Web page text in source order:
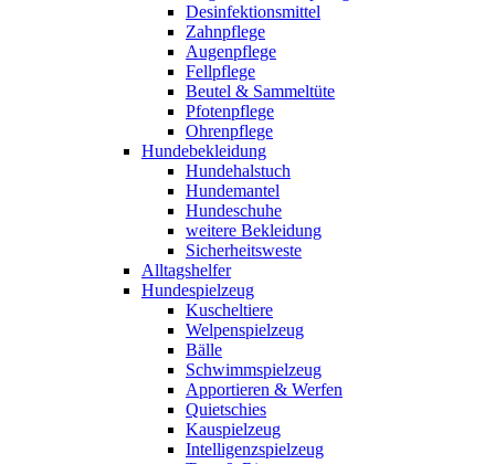
Desinfektionsmittel
Zahnpflege
Augenpflege
Fellpflege
Beutel & Sammeltüte
Pfotenpflege
Ohrenpflege
Hundebekleidung
Hundehalstuch
Hundemantel
Hundeschuhe
weitere Bekleidung
Sicherheitsweste
Alltagshelfer
Hundespielzeug
Kuscheltiere
Welpenspielzeug
Bälle
Schwimmspielzeug
Apportieren & Werfen
Quietschies
Kauspielzeug
Intelligenzspielzeug